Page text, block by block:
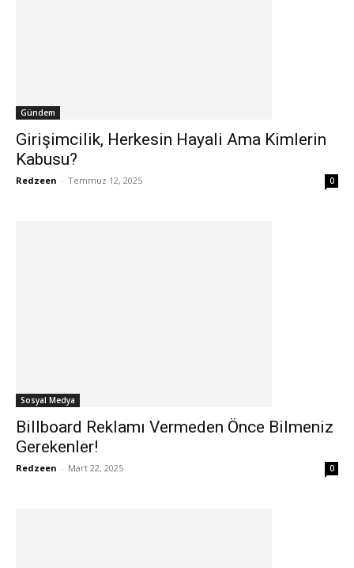
Gündem
Girişimcilik, Herkesin Hayali Ama Kimlerin
Kabusu?
Redzeen - Temmuz 12, 2025 0
Sosyal Medya
Billboard Reklamı Vermeden Önce Bilmeniz
Gerekenler!
Redzeen - Mart 22, 2025 0